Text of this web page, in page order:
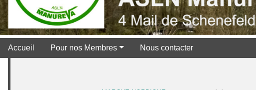
Accueil Pour nos Membres Nous contacter